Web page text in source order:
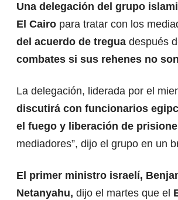
Una delegación del grupo
El Cairo para tratar con los
del acuerdo de tregua después
combates si sus rehenes no
La delegación, liderada por el
discutirá con funcionarios
el fuego y liberación de
mediadores”, dijo el grupo en un
El primer ministro israelí,
Netanyahu, dijo el martes que el